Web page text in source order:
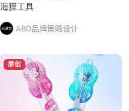
海狸工具
ABD品牌策略设计
原创